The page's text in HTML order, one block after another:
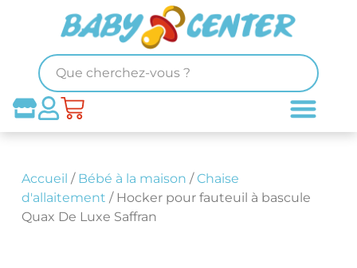
Accueil / Bébé à la maison /Chaise
d'allaitement / Hocker pour fauteuil à bascule
Quax De Luxe Saffran